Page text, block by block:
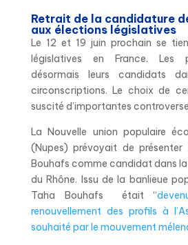
Retrait de la candidature
aux élections législatives
Le 12 et 19 juin prochain se
législatives en France. Les
désormais leurs candidats
circonscriptions. Le choix de
suscité d’importantes
La Nouvelle union populaire
(Nupes) prévoyait de présenter
Bouhafs comme candidat dans
du Rhône. Issu de la banlieue
Taha Bouhafs était “
renouvellement des profils à
souhaité par le mouvement